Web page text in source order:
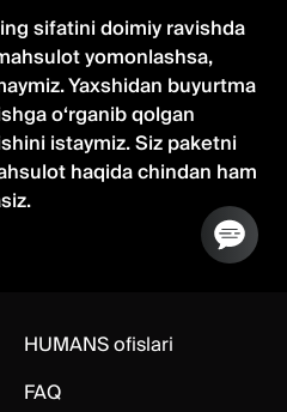
sifatini doimiy ravishda
yomonlashsa,
Yaxshidan buyurtma
o‘rganib qolgan
istaymiz. Siz paketni
haqida chindan ham
HUMANS ofislari
FAQ